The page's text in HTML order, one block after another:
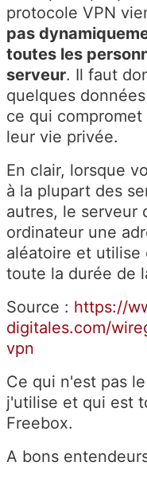
protocole VPN
pas
toutes les
serveur. Il faut
quelques
ce qui
leur vie privée.
En clair, lorsque
à la plupart des
autres, le serveur
ordinateur une
aléatoire et utilise
toute la durée de
Source : https://
digitales.com/
vpn
Ce qui n'est pas
j'utilise et qui est
Freebox.
A bons